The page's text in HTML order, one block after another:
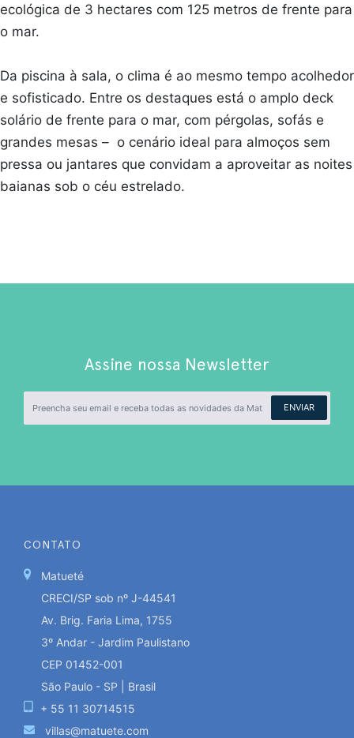
ecológica de 3 hectares com 125 metros de frente para
o mar.
Da piscina à sala, o clima é ao mesmo tempo acolhedor
e sofisticado. Entre os destaques está o amplo deck
solário de frente para o mar, com pérgolas, sofás e
grandes mesas – o cenário ideal para almoços sem
pressa ou jantares que convidam a aproveitar as noites
baianas sob o céu estrelado.
Assine nossa Newsletter
ENVIAR
CONTATO
Matueté
CRECI/SP sob nº J-44541
Av. Brig. Faria Lima, 1755
3º Andar - Jardim Paulistano
CEP 01452-001
São Paulo - SP | Brasil
+ 55 11 30714515
villas@matuete.com